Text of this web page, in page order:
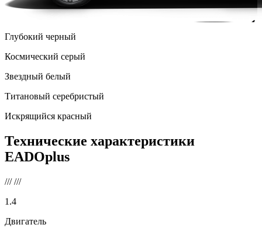
Глубокий черный
Космический серый
Звездный белый
Титановый серебристый
Искрящийся красный
Технические характеристики
EADOplus
/// ///
1.4
Двигатель